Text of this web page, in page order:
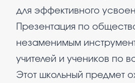
для эффективного
Презентация по
незаменимым
учителей и учеников по
Этот школьный предмет